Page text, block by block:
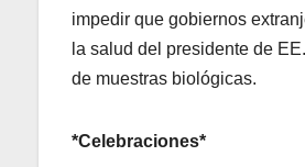
impedir que gobiernos
la salud del presidente de
de muestras biológicas.
*Celebraciones*